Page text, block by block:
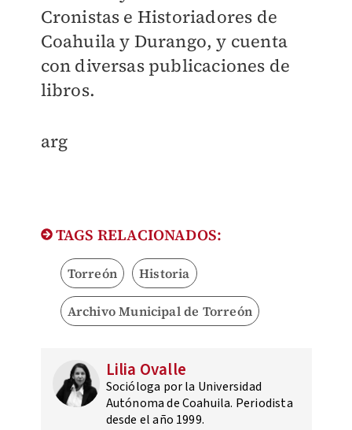
Cronistas e Historiadores de
Coahuila y Durango, y cuenta
con diversas publicaciones de
libros.
arg
TAGS RELACIONADOS:
Torreón Historia
Archivo Municipal de Torreón
Lilia Ovalle
Socióloga por la Universidad
Autónoma de Coahuila. Periodista
desde el año 1999.